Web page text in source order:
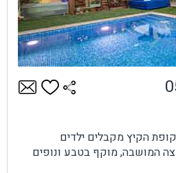
הקיץ מקבלים ילדים
המושבה, מוקף בטבע ונופים